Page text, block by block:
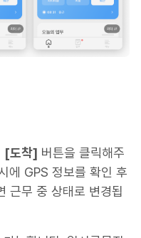
[도착] 버튼을 클릭해주
에 GPS 정보를 확인 후
근무 중 상태로 변경됩